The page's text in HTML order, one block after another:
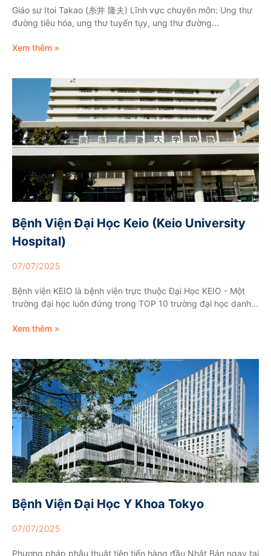
Giáo sư Itoi Takao (糸井 隆夫) Lĩnh vực chuyên môn: Ung thư
đường tiêu hóa, ung thư tuyến tụy, ung thư đường...
Xem thêm »
Bệnh Viện Đại Học Keio (Keio University
Hospital)
07/07/2025
Bệnh viện KEIO là bệnh viện trực thuộc Đại Học KEIO - Một
trường đại học luôn đứng trong TOP 10 trường đại học danh...
Xem thêm »
Bệnh Viện Đại Học Y Khoa Tokyo
07/07/2025
Phương pháp phẫu thuật tiên tiến hàng đầu Nhật Bản ngay tại